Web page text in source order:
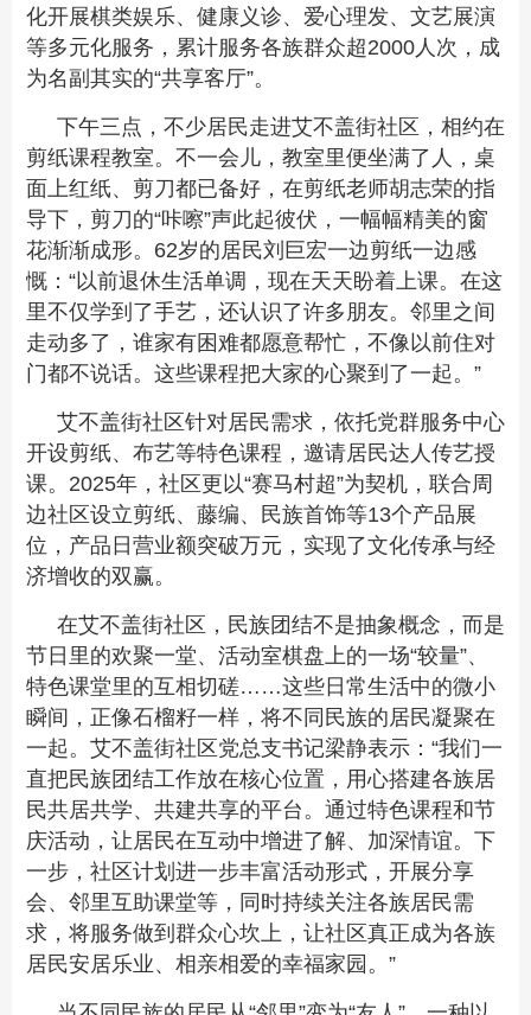
化开展棋类娱乐、健康义诊、爱心理发、文艺展演
等多元化服务，累计服务各族群众超2000人次，成
为名副其实的“共享客厅”。
下午三点，不少居民走进艾不盖街社区，相约在
剪纸课程教室。不一会儿，教室里便坐满了人，桌
面上红纸、剪刀都已备好，在剪纸老师胡志荣的指
导下，剪刀的“咔嚓”声此起彼伏，一幅幅精美的窗
花渐渐成形。62岁的居民刘巨宏一边剪纸一边感
慨：“以前退休生活单调，现在天天盼着上课。在这
里不仅学到了手艺，还认识了许多朋友。邻里之间
走动多了，谁家有困难都愿意帮忙，不像以前住对
门都不说话。这些课程把大家的心聚到了一起。”
艾不盖街社区针对居民需求，依托党群服务中心
开设剪纸、布艺等特色课程，邀请居民达人传艺授
课。2025年，社区更以“赛马村超”为契机，联合周
边社区设立剪纸、藤编、民族首饰等13个产品展
位，产品日营业额突破万元，实现了文化传承与经
济增收的双赢。
在艾不盖街社区，民族团结不是抽象概念，而是
节日里的欢聚一堂、活动室棋盘上的一场“较量”、
特色课堂里的互相切磋……这些日常生活中的微小
瞬间，正像石榴籽一样，将不同民族的居民凝聚在
一起。艾不盖街社区党总支书记梁静表示：“我们一
直把民族团结工作放在核心位置，用心搭建各族居
民共居共学、共建共享的平台。通过特色课程和节
庆活动，让居民在互动中增进了解、加深情谊。下
一步，社区计划进一步丰富活动形式，开展分享
会、邻里互助课堂等，同时持续关注各族居民需
求，将服务做到群众心坎上，让社区真正成为各族
居民安居乐业、相亲相爱的幸福家园。”